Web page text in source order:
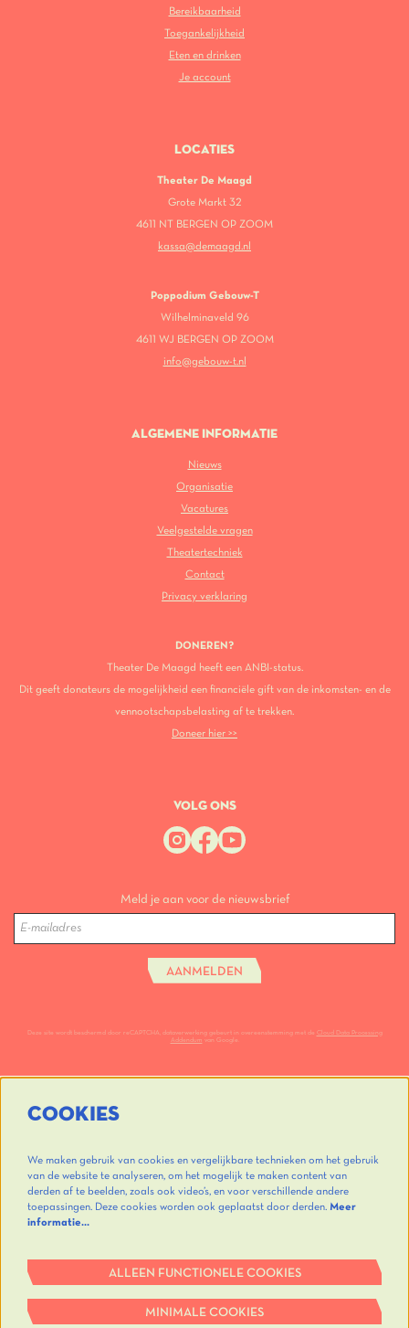
Bereikbaarheid
Toegankelijkheid
Eten en drinken
Je account
LOCATIES
Theater De Maagd
Grote Markt 32
4611 NT BERGEN OP ZOOM
kassa@demaagd.nl
Poppodium Gebouw-T
Wilhelminaveld 96
4611 WJ BERGEN OP ZOOM
info@gebouw-t.nl
ALGEMENE INFORMATIE
Nieuws
Organisatie
Vacatures
Veelgestelde vragen
Theatertechniek
Contact
Privacy verklaring
DONEREN?
Theater De Maagd heeft een ANBI-status.
Dit geeft donateurs de mogelijkheid een financiële gift van de inkomsten- en de
vennootschapsbelasting af te trekken.
Doneer hier >>
VOLG ONS
Meld je aan voor de nieuwsbrief
AANMELDEN
Deze site wordt beschermd door reCAPTCHA, dataverwerking gebeurt in overeenstemming met de Cloud Data Processing
Addendum van Google.
COOKIES
We maken gebruik van cookies en vergelijkbare technieken om het gebruik
van de website te analyseren, om het mogelijk te maken content van
derden af te beelden, zoals ook video’s, en voor verschillende andere
toepassingen. Deze cookies worden ook geplaatst door derden. Meer
informatie…
ALLEEN FUNCTIONELE COOKIES
MINIMALE COOKIES